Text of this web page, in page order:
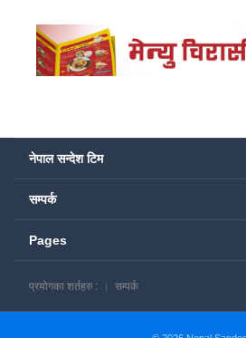
नेपाल सन्देश टिम
सम्पर्क
Pages
प्रयोगका शर्तहरु : सम्पर्क